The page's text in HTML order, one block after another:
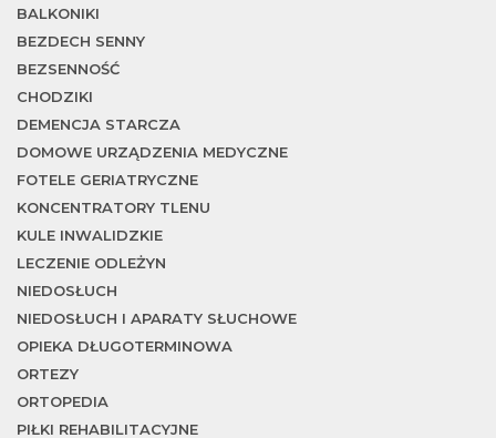
BALKONIKI
BEZDECH SENNY
BEZSENNOŚĆ
CHODZIKI
DEMENCJA STARCZA
DOMOWE URZĄDZENIA MEDYCZNE
FOTELE GERIATRYCZNE
KONCENTRATORY TLENU
KULE INWALIDZKIE
LECZENIE ODLEŻYN
NIEDOSŁUCH
NIEDOSŁUCH I APARATY SŁUCHOWE
OPIEKA DŁUGOTERMINOWA
ORTEZY
ORTOPEDIA
PIŁKI REHABILITACYJNE